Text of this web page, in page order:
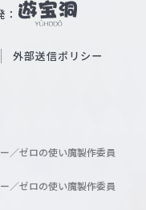
：
外部送信ポリシー
／ゼロの使い魔製作委員
／ゼロの使い魔製作委員